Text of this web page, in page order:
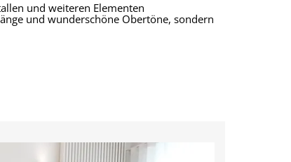
und weiteren Elementen
und wunderschöne Obertöne, sondern